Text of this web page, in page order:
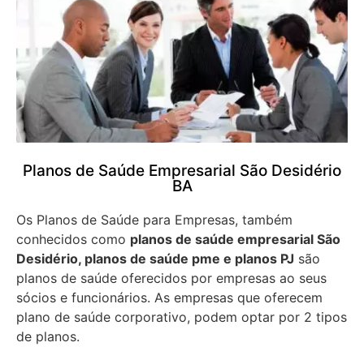
Planos de Saúde Empresarial São Desidério
BA
Os Planos de Saúde para Empresas, também
conhecidos como planos de saúde empresarial São
Desidério, planos de saúde pme e planos PJ são
planos de saúde oferecidos por empresas ao seus
sócios e funcionários. As empresas que oferecem
plano de saúde corporativo, podem optar por 2 tipos
de planos.